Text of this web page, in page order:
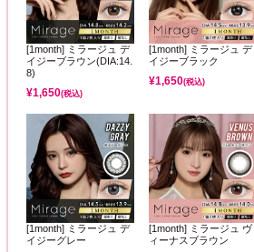
[1month] ミラージュ デ
イジーブラウン(DIA:14.
8)
¥1,650(税込)
[1month] ミラージュ デ
イジーブラック
¥1,650(税込)
[1month] ミラージュ デ
イジーグレー
[1month] ミラージュ ヴ
ィーナスブラウン